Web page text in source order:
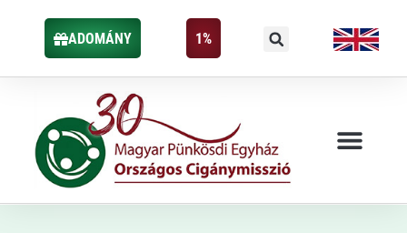
ADOMÁNY 1%